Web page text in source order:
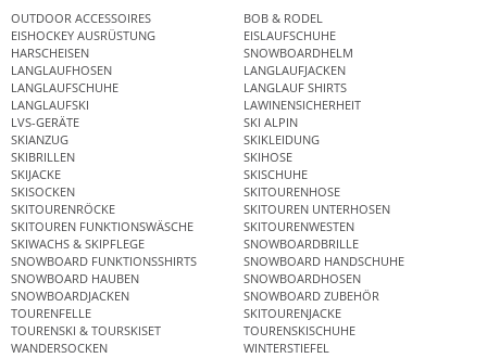
OUTDOOR ACCESSOIRES
BOB & RODEL
EISHOCKEY AUSRÜSTUNG
EISLAUFSCHUHE
HARSCHEISEN
SNOWBOARDHELM
LANGLAUFHOSEN
LANGLAUFJACKEN
LANGLAUFSCHUHE
LANGLAUF SHIRTS
LANGLAUFSKI
LAWINENSICHERHEIT
LVS-GERÄTE
SKI ALPIN
SKIANZUG
SKIKLEIDUNG
SKIBRILLEN
SKIHOSE
SKIJACKE
SKISCHUHE
SKISOCKEN
SKITOURENHOSE
SKITOURENRÖCKE
SKITOUREN UNTERHOSEN
SKITOUREN FUNKTIONSWÄSCHE
SKITOURENWESTEN
SKIWACHS & SKIPFLEGE
SNOWBOARDBRILLE
SNOWBOARD FUNKTIONSSHIRTS
SNOWBOARD HANDSCHUHE
SNOWBOARD HAUBEN
SNOWBOARDHOSEN
SNOWBOARDJACKEN
SNOWBOARD ZUBEHÖR
TOURENFELLE
SKITOURENJACKE
TOURENSKI & TOURSKISET
TOURENSKISCHUHE
WANDERSOCKEN
WINTERSTIEFEL